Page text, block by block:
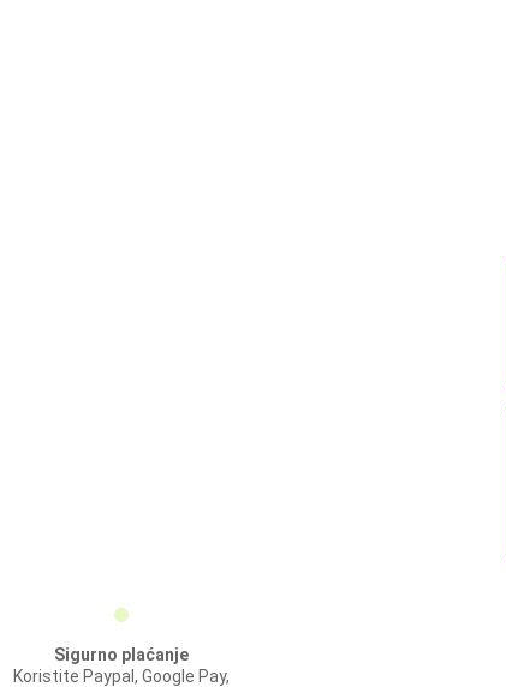
Sigurno plaćanje
Koristite Paypal, Google Pay,